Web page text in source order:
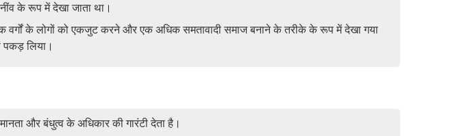
के रूप में देखा जाता था।
वर्गों के लोगों को एकजुट करने और एक अधिक समतावादी समाज बनाने के तरीके के रूप में देखा गया
पकड़ लिया।
और बंधुत्व के अधिकार की गारंटी देता है।